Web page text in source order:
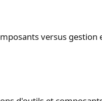
versus gestion